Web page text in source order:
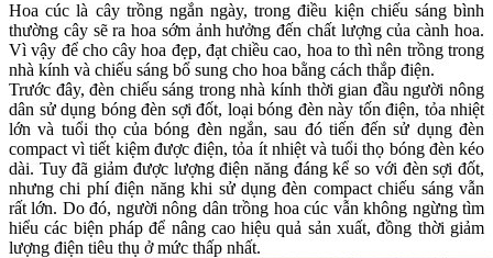
Hoa cúc là cây trồng ngắn ngày, trong điều kiện chiếu sáng bình
thường cây sẽ ra hoa sớm ảnh hưởng đến chất lượng của cành hoa.
Vì vậy để cho cây hoa đẹp, đạt chiều cao, hoa to thì nên trồng trong
nhà kính và chiếu sáng bổ sung cho hoa bằng cách thắp điện.
Trước đây, đèn chiếu sáng trong nhà kính thời gian đầu người nông
dân sử dụng bóng đèn sợi đốt, loại bóng đèn này tốn điện, tỏa nhiệt
lớn và tuổi thọ của bóng đèn ngắn, sau đó tiến đến sử dụng đèn
compact vìtiết kiệm được điện, tỏa ít nhiệt và tuổi thọ bóng đèn kéo
dài. Tuy đã giảm được lượng điện năng đáng kể so với đèn sợi đốt,
nhưng chi phí điện năng khi sử dụng đèn compact chiếu sáng vẫn
rất lớn. Do đó, người nông dân trồng hoa cúc vẫn không ngừng tìm
hiểu các biện pháp để nâng cao hiệu quả sản xuất, đồng thời giảm
lượng điện tiêu thụ ở mức thấp nhất.